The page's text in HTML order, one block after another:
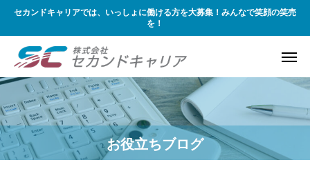
セカンドキャリアでは、いっしょに働ける方を大募集！みんなで笑顔の笑売
を！
お役立ちブログ